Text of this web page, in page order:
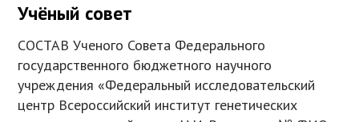
Учёный совет
СОСТАВ Ученого Совета Федерального
государственного бюджетного научного
учреждения «Федеральный исследовательский
центр Всероссийский институт генетических